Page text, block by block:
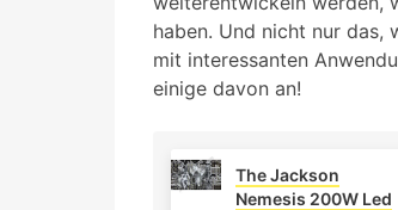
haben. Und nicht nur das,
mit interessanten
einige davon an!
The Jackson
Nemesis 200W Led